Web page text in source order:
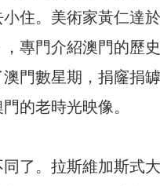
住。美術家黃仁達
專門介紹澳門的歷
門數星期，捐窿捐
的老時光映像。
了。拉斯維加斯式